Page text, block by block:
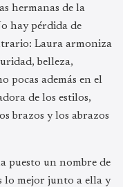
hermanas de la
hay pérdida de
Laura armoniza
belleza,
pocas además en el
de los estilos,
brazos y los abrazos
puesto un nombre de
lo mejor junto a ella y